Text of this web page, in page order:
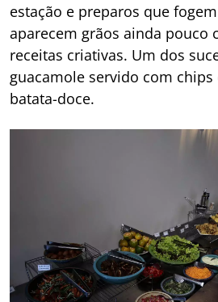
estação e preparos que
aparecem grãos ainda pouco
receitas criativas. Um dos
guacamole servido com chips
batata-doce.